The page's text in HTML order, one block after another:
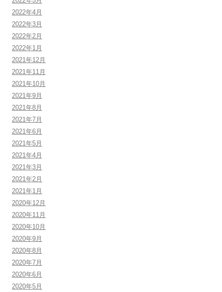
2022年4月
2022年3月
2022年2月
2022年1月
2021年12月
2021年11月
2021年10月
2021年9月
2021年8月
2021年7月
2021年6月
2021年5月
2021年4月
2021年3月
2021年2月
2021年1月
2020年12月
2020年11月
2020年10月
2020年9月
2020年8月
2020年7月
2020年6月
2020年5月